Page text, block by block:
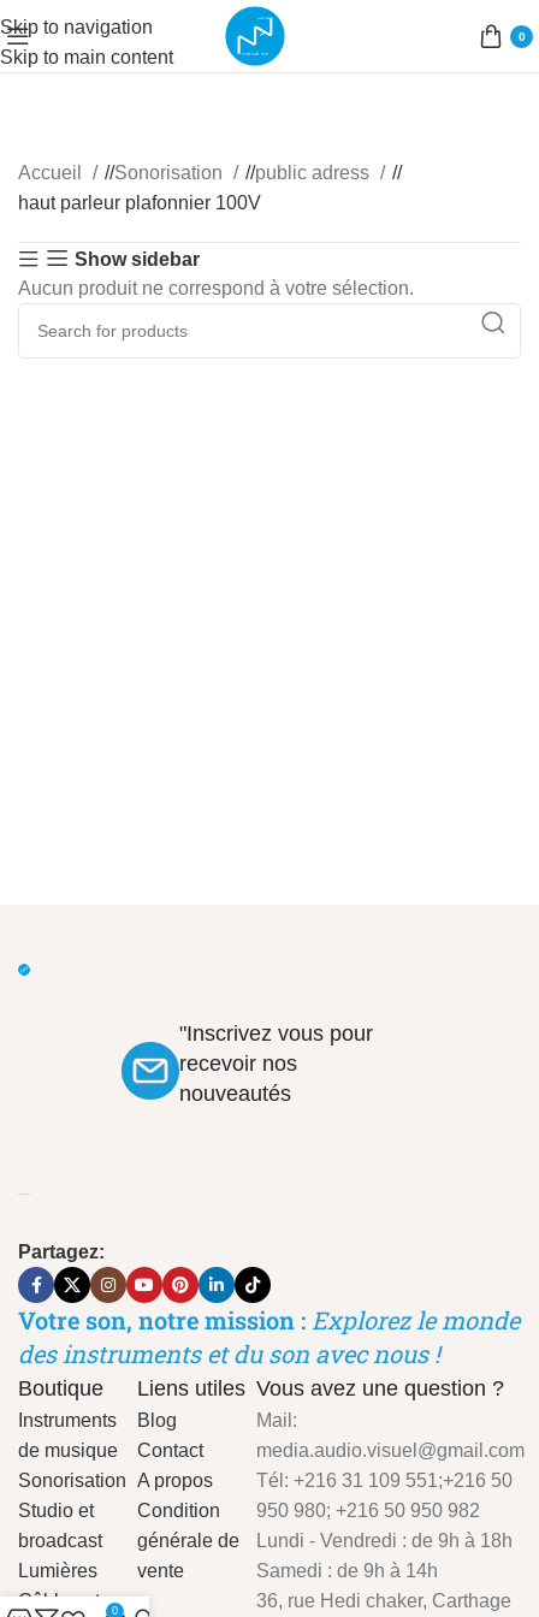
Skip to navigation
Skip to main content
0
Accueil / Sonorisation / public adress
/
haut parleur plafonnier 100V
Show sidebar
Aucun produit ne correspond à votre sélection.
"Inscrivez vous pour
recevoir nos
nouveautés
Partagez:
Votre son, notre mission : Explorez le monde
des instruments et du son avec nous !
Boutique
Instruments
de musique
Sonorisation
Studio et
broadcast
Lumières
Câbles et
Liens utiles
Blog
Contact
A propos
Condition
générale de
vente
Vous avez une question ?
Mail:
media.audio.visuel@gmail.com
Tél: +216 31 109 551;+216 50
950 980; +216 50 950 982
Lundi - Vendredi : de 9h à 18h
Samedi : de 9h à 14h
36, rue Hedi chaker, Carthage
0